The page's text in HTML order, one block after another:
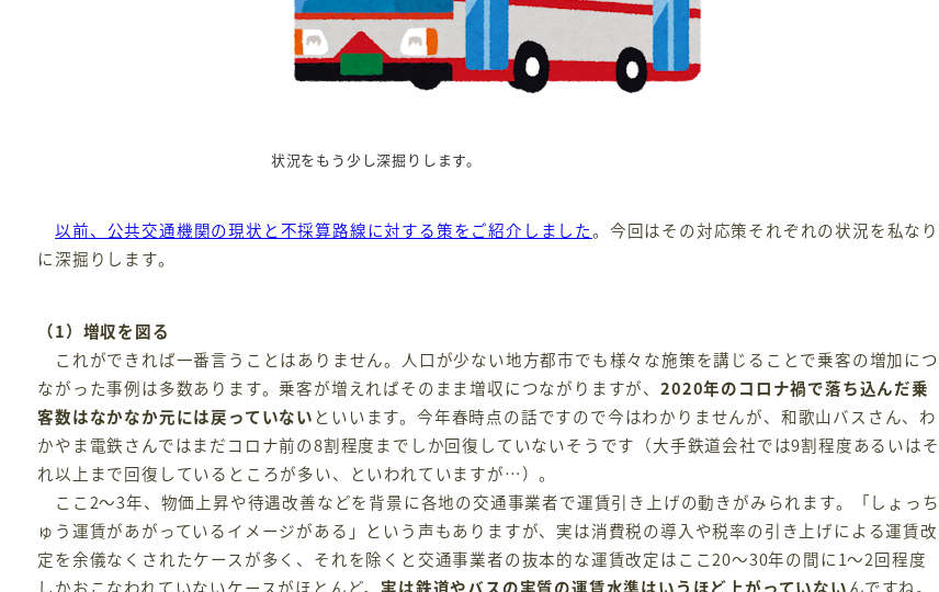
状況をもう少し深掘りします。
以前、公共交通機関の現状と不採算路線に対する策をご紹介しました。今回はその対応策それぞれの状況を私なり
に深掘りします。
（1）増収を図る
これができれば一番言うことはありません。人口が少ない地方都市でも様々な施策を講じることで乗客の増加につ
ながった事例は多数あります。乗客が増えればそのまま増収につながりますが、2020年のコロナ禍で落ち込んだ乗
客数はなかなか元には戻っていない といいます。今年春時点の話ですので今はわかりませんが、和歌山バスさん、わ
かやま電鉄さんではまだコロナ前の8割程度までしか回復していないそうです（大手鉄道会社では9割程度あるいはそ
れ以上まで回復しているところが多い、といわれていますが…）。
ここ2～3年、物価上昇や待遇改善などを背景に各地の交通事業者で運賃引き上げの動きがみられます。「しょっち
ゅう運賃があがっているイメージがある」という声もありますが、実は消費税の導入や税率の引き上げによる運賃改
定を余儀なくされたケースが多く、それを除くと交通事業者の抜本的な運賃改定はここ20～30年の間に1～2回程度
しかおこなわれていないケースがほとんど。 実は鉄道やバスの実質の運賃水準はいうほど上がっていないんですね。